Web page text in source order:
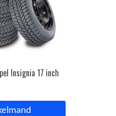
Insignia 17 inch